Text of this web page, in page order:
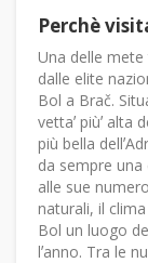
Perchè
Una delle
dalle elite
Bol a Brač.
vettaʼ piùʼ alta
più bella
da sempre
alle sue
naturali, il
Bol un luogo
lʼanno. Tra le